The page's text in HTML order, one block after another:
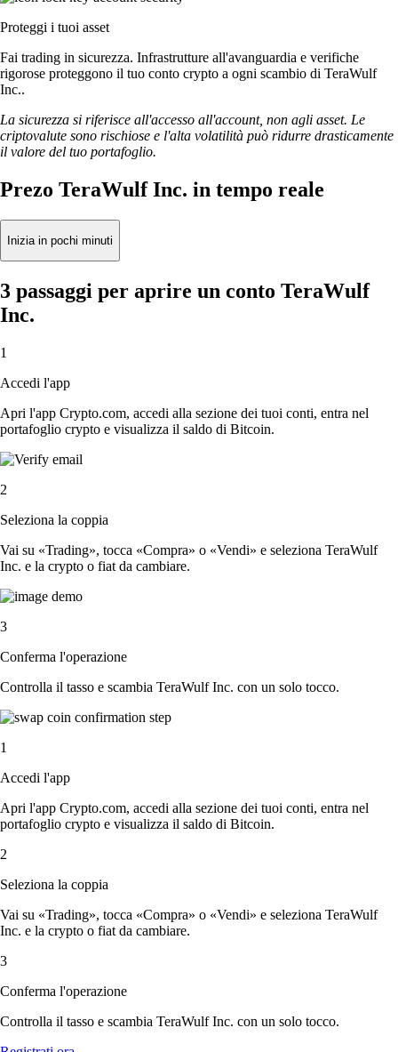
Proteggi i tuoi asset
Fai trading in sicurezza. Infrastrutture all'avanguardia e verifiche
rigorose proteggono il tuo conto crypto a ogni scambio di TeraWulf
Inc..
La sicurezza si riferisce all'accesso all'account, non agli asset. Le
criptovalute sono rischiose e l'alta volatilità può ridurre drasticamente
il valore del tuo portafoglio.
Prezo TeraWulf Inc. in tempo reale
Inizia in pochi minuti
3 passaggi per aprire un conto TeraWulf
Inc.
1
Accedi l'app
Apri l'app Crypto.com, accedi alla sezione dei tuoi conti, entra nel
portafoglio crypto e visualizza il saldo di Bitcoin.
2
Seleziona la coppia
Vai su «Trading», tocca «Compra» o «Vendi» e seleziona TeraWulf
Inc. e la crypto o fiat da cambiare.
3
Conferma l'operazione
Controlla il tasso e scambia TeraWulf Inc. con un solo tocco.
1
Accedi l'app
Apri l'app Crypto.com, accedi alla sezione dei tuoi conti, entra nel
portafoglio crypto e visualizza il saldo di Bitcoin.
2
Seleziona la coppia
Vai su «Trading», tocca «Compra» o «Vendi» e seleziona TeraWulf
Inc. e la crypto o fiat da cambiare.
3
Conferma l'operazione
Controlla il tasso e scambia TeraWulf Inc. con un solo tocco.